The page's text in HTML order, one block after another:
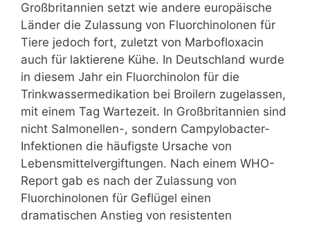
Großbritannien setzt wie andere europäische
Länder die Zulassung von Fluorchinolonen für
Tiere jedoch fort, zuletzt von Marbofloxacin
auch für laktierene Kühe. In Deutschland wurde
in diesem Jahr ein Fluorchinolon für die
Trinkwassermedikation bei Broilern zugelassen,
mit einem Tag Wartezeit. In Großbritannien sind
nicht Salmonellen-, sondern Campylobacter-
Infektionen die häufigste Ursache von
Lebensmittelvergiftungen. Nach einem WHO-
Report gab es nach der Zulassung von
Fluorchinolonen für Geflügel einen
dramatischen Anstieg von resistenten